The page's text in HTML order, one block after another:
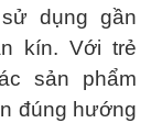
dụng gần
kín. Với trẻ
sản phẩm
đúng hướng